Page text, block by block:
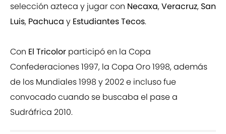
selección azteca y jugar con Necaxa,Veracruz, San
Luis, Pachuca y Estudiantes Tecos.
Con El Tricolor participó en la Copa
Confederaciones 1997, la Copa Oro 1998, además
de los Mundiales 1998 y 2002 e incluso fue
convocado cuando se buscaba el pase a
Sudráfrica 2010.